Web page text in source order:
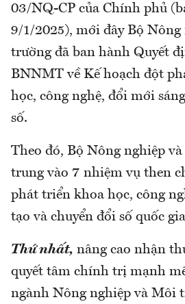
03/NQ-CP của Chính phủ
9/1/2025), mới đây Bộ
trường đã ban hành Quyết
BNNMT về Kế hoạch đột
học, công nghệ, đổi mới
số.
Theo đó, Bộ Nông nghiệp
trung vào 7 nhiệm vụ then
phát triển khoa học, công
tạo và chuyển đổi số quốc
Thứ nhất, nâng cao nhận
quyết tâm chính trị mạnh
ngành Nông nghiệp và Môi